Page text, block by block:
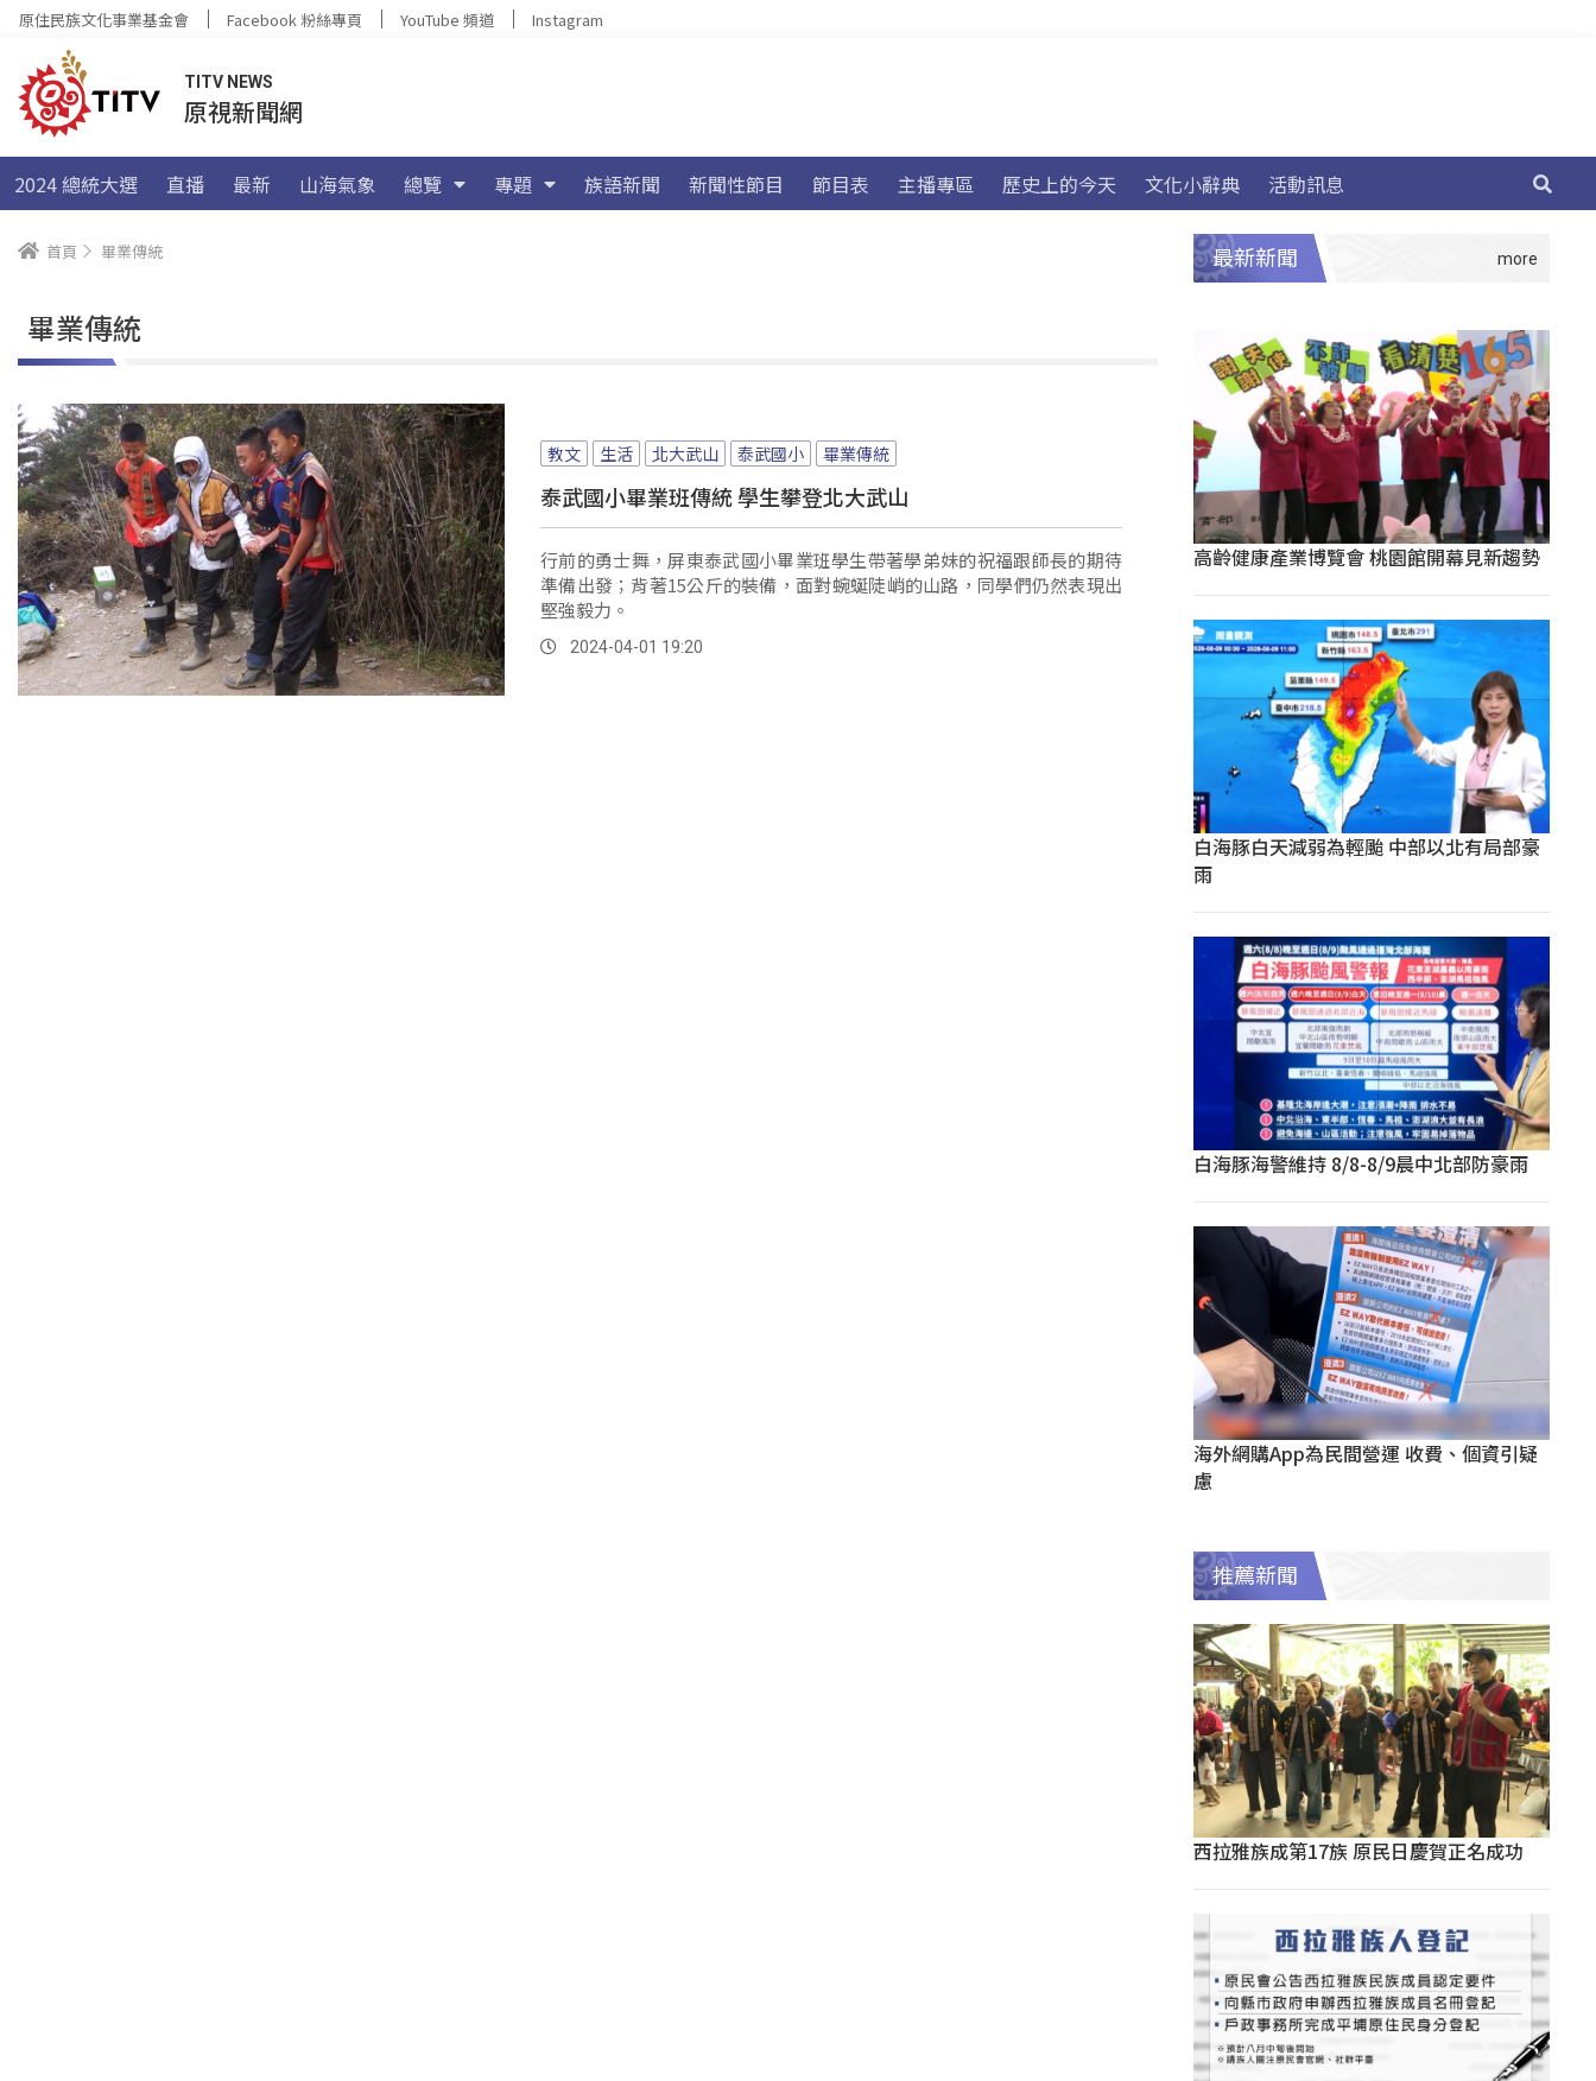
原住民族文化事業基金會 Facebook 粉絲專頁 YouTube 頻道 Instagram
TITV NEWS
原視新聞網
2024 總統大選 直播 最新 山海氣象 總覽 專題 族語新聞 新聞性節目 節目表 主播專區 歷史上的今天 文化小辭典 活動訊息
首頁 畢業傳統
畢業傳統
教文 生活 北大武山 泰武國小 畢業傳統
泰武國小畢業班傳統 學生攀登北大武山
行前的勇士舞，屏東泰武國小畢業班學生帶著學弟妹的祝福跟師長的期待
準備出發；背著15公斤的裝備，面對蜿蜒陡峭的山路，同學們仍然表現出
堅強毅力。
2024-04-01 19:20
最新新聞
高齡健康產業博覽會 桃園館開幕見新趨勢
白海豚白天減弱為輕颱 中部以北有局部豪
雨
白海豚海警維持 8/8-8/9晨中北部防豪雨
海外網購App為民間營運 收費、個資引疑
慮
推薦新聞
西拉雅族成第17族 原民日慶賀正名成功